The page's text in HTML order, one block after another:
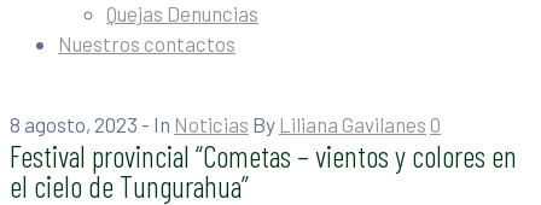
Quejas Denuncias
Nuestros contactos
8 agosto, 2023 - In Noticias By Liliana Gavilanes 0
Festival provincial “Cometas – vientos y colores en
el cielo de Tungurahua”